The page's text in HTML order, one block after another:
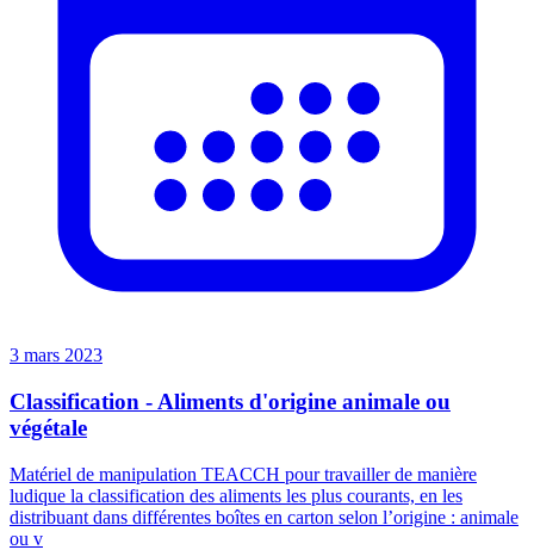
3 mars 2023
Classification - Aliments d'origine animale ou
végétale
Matériel de manipulation TEACCH pour travailler de manière
ludique la classification des aliments les plus courants, en les
distribuant dans différentes boîtes en carton selon l’origine : animale
ou v